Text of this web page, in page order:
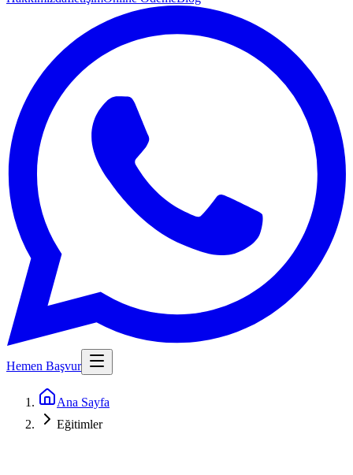
Hemen Başvur
Ana Sayfa
Eğitimler